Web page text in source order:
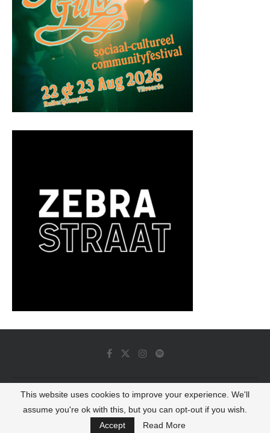
© 2022 - Luminous Dash All Rights Reserved
BACK TO TOP
This website uses cookies to improve your experience. We'll
assume you're ok with this, but you can opt-out if you wish.
Accept
Read More